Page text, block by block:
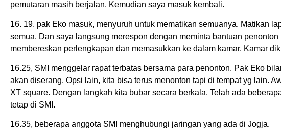
pemutaran masih berjalan. Kemudian saya masuk kembali.
16. 19, pak Eko masuk, menyuruh untuk mematikan semuanya. Matikan
semua. Dan saya langsung merespon dengan meminta bantuan
membereskan perlengkapan dan memasukkan ke dalam kamar. Kamar
16.25, SMI menggelar rapat terbatas bersama para penonton. Pak Eko
akan diserang. Opsi lain, kita bisa terus menonton tapi di tempat yg lain.
XT square. Dengan langkah kita bubar secara berkala. Telah ada
tetap di SMI.
16.35, beberapa anggota SMI menghubungi jaringan yang ada di Jogja.